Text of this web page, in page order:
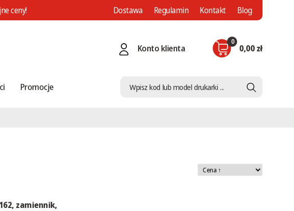
ceny! Dostawa Regulamin Kontakt Blog
Konto klienta
0
0,00 zł
Promocje
zamiennik,